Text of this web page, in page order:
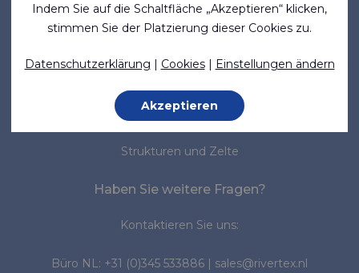
Marktsegmente
Arbeitsschutz
Strukturen und Zelte
Haben Sie weitere Fragen?
Kontaktieren Sie uns:
Büro NL: +31 (0)345 533886 sales@rivertex.nl
Indem Sie auf die Schaltfläche „Akzeptieren“ klicken,
stimmen Sie der Platzierung dieser Cookies zu.
Datenschutzerklärung | Cookies| Einstellungen ändern
Akzeptieren